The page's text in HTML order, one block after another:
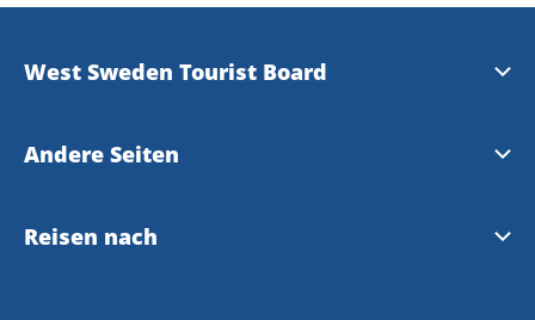
West Sweden Tourist Board
Presse
Andere Seiten
Meet the Locals
Reisen nach